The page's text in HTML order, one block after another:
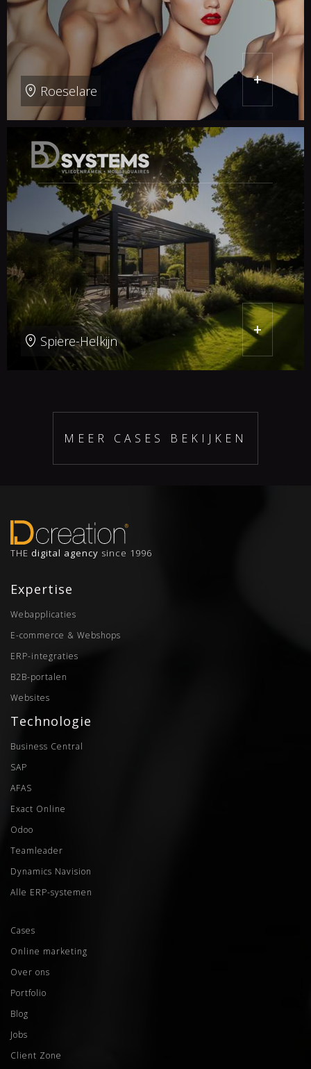
Roeselare
+
Spiere-Helkijn
+
MEER CASES BEKIJKEN
THE digital agency since 1996
Expertise
Webapplicaties
E-commerce & Webshops
ERP-integraties
B2B-portalen
Websites
Technologie
Business Central
SAP
AFAS
Exact Online
Odoo
Teamleader
Dynamics Navision
Alle ERP-systemen
Cases
Online marketing
Over ons
Portfolio
Blog
Jobs
Client Zone